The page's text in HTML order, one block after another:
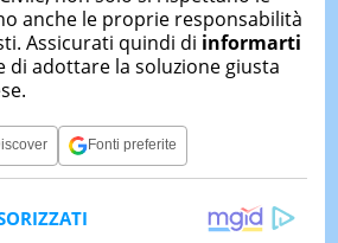
anche le proprie responsabilità
Assicurati quindi di informarti
di adottare la soluzione giusta
Fonti preferite